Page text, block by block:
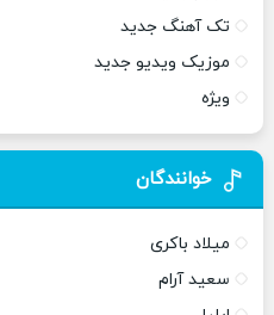
تک آهنگ جدید
موزیک ویدیو جدید
ویژه
خوانندگان
میلاد باکری
سعید آرام